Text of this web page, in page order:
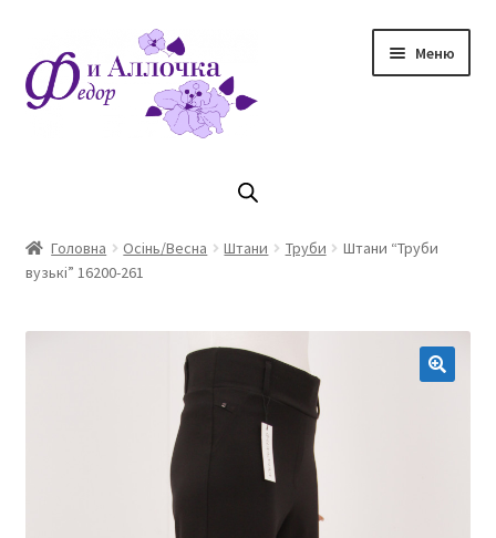
до
навігації
до
контенту
Меню
Магазин
Оплата та доставка
Головна Осінь/Весна Штани Труби
Штани “Труби
вузькі” 16200-261